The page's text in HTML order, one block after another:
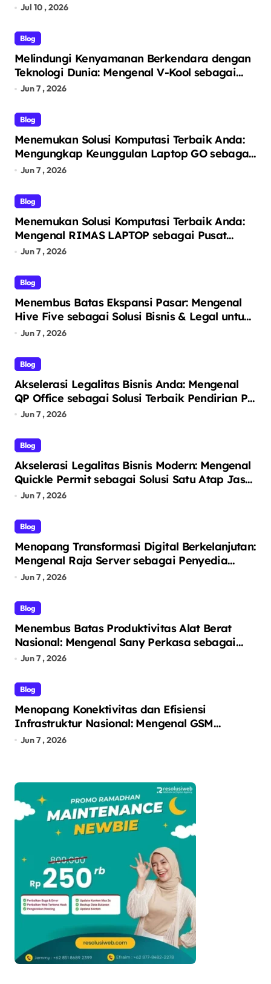
Jul 10 , 2026
Blog
Melindungi Kenyamanan Berkendara dengan
Teknologi Dunia: Mengenal V-Kool sebagai
Pelopor Kaca Film Otomotif Premium
Jun 7 , 2026
Blog
Menemukan Solusi Komputasi Terbaik Anda:
Mengungkap Keunggulan Laptop GO sebagai
Tempat Beli Laptop Terpercaya
Jun 7 , 2026
Blog
Menemukan Solusi Komputasi Terbaik Anda:
Mengenal RIMAS LAPTOP sebagai Pusat
Ekosistem Laptop Terintegrasi
Jun 7 , 2026
Blog
Menembus Batas Ekspansi Pasar: Mengenal
Hive Five sebagai Solusi Bisnis & Legal untuk
Segala Kebutuhan Anda
Jun 7 , 2026
Blog
Akselerasi Legalitas Bisnis Anda: Mengenal
QP Office sebagai Solusi Terbaik Pendirian PT
Perorangan dan Virtual Office Prestigius
Jun 7 , 2026
Blog
Akselerasi Legalitas Bisnis Modern: Mengenal
Quickle Permit sebagai Solusi Satu Atap Jasa
Pendirian PT dan Virtual Office
Jun 7 , 2026
Blog
Menopang Transformasi Digital Berkelanjutan:
Mengenal Raja Server sebagai Penyedia
Solusi Infrastruktur TI Terintegrasi
Jun 7 , 2026
Blog
Menembus Batas Produktivitas Alat Berat
Nasional: Mengenal Sany Perkasa sebagai
Pelopor Solusi Ekskavator Tangguh melalui
Jun 7 , 2026
Blog
Menopang Konektivitas dan Efisiensi
Infrastruktur Nasional: Mengenal GSM
Logistic sebagai Solusi Logistik dan Alat Berat
Jun 7 , 2026